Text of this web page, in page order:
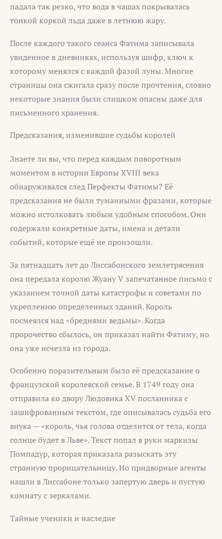
падала так резко, что вода в чашах покрывалась
тонкой коркой льда даже в летнюю жару.
После каждого такого сеанса Фатима записывала
увиденное в дневниках, используя шифр, ключ к
которому менялся с каждой фазой луны. Многие
страницы она сжигала сразу после прочтения, словно
некоторые знания были слишком опасны даже для
письменного хранения.
Предсказания, изменившие судьбы королей
Знаете ли вы, что перед каждым поворотным
моментом в истории Европы XVIII века
обнаруживался след Перфекты Фатимы? Её
предсказания не были туманными фразами, которые
можно истолковать любым удобным способом. Они
содержали конкретные даты, имена и детали
событий, которые ещё не произошли.
За пятнадцать лет до Лиссабонского землетрясения
она передала королю Жуану V запечатанное письмо с
указанием точной даты катастрофы и советами по
укреплению определенных зданий. Король
посмеялся над «бреднями ведьмы». Когда
пророчество сбылось, он приказал найти Фатиму, но
она уже исчезла из города.
Особенно поразительным было её предсказание о
французской королевской семье. В 1749 году она
отправила ко двору Людовика XV посланника с
зашифрованным текстом, где описывалась судьба его
внука — «король, чья голова отделится от тела, когда
солнце будет в Льве». Текст попал в руки маркизы
Помпадур, которая приказала разыскать эту
странную прорицательницу. Но придворные агенты
нашли в Лиссабоне только запертую дверь и пустую
комнату с зеркалами.
Тайные ученики и наследие